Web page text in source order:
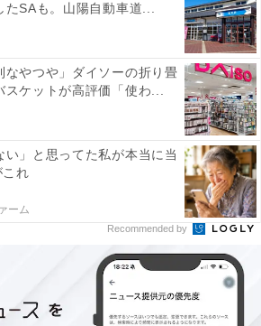
ック 鬼殺隊見聞録・弐』※画像はAmazonより
2020年24号まで連載していた『鬼滅
ブックが2位でした。2016年初期に
間に超人気漫画へと上りつめた同
場公開された長編アニメ映画も日本
2021年現在）と大記録を打ち立て
見聞録・弐」では、本編最終回後
SAも。山陽自動車道...
なやつや」ダイソーの折り畳
ケットが高評価「使わ...
い」と思ってた私が本当に当
これ
ーム
Recommended by